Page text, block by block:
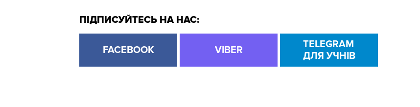
ПІДПИСУЙТЕСЬ НА НАС:
FACEBOOK VIBER
TELEGRAM
ДЛЯ УЧНІВ